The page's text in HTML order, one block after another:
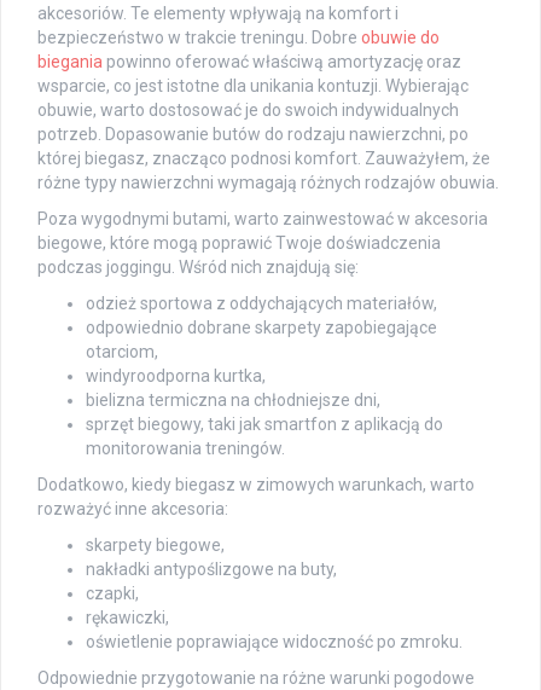
akcesoriów. Te elementy wpływają na komfort i
bezpieczeństwo w trakcie treningu. Dobre obuwie do
biegania powinno oferować właściwą amortyzację oraz
wsparcie, co jest istotne dla unikania kontuzji. Wybierając
obuwie, warto dostosować je do swoich indywidualnych
potrzeb. Dopasowanie butów do rodzaju nawierzchni, po
której biegasz, znacząco podnosi komfort. Zauważyłem, że
różne typy nawierzchni wymagają różnych rodzajów obuwia.
Poza wygodnymi butami, warto zainwestować w akcesoria
biegowe, które mogą poprawić Twoje doświadczenia
podczas joggingu. Wśród nich znajdują się:
odzież sportowa z oddychających materiałów,
odpowiednio dobrane skarpety zapobiegające
otarciom,
windyroodporna kurtka,
bielizna termiczna na chłodniejsze dni,
sprzęt biegowy, taki jak smartfon z aplikacją do
monitorowania treningów.
Dodatkowo, kiedy biegasz w zimowych warunkach, warto
rozważyć inne akcesoria:
skarpety biegowe,
nakładki antypoślizgowe na buty,
czapki,
rękawiczki,
oświetlenie poprawiające widoczność po zmroku.
Odpowiednie przygotowanie na różne warunki pogodowe